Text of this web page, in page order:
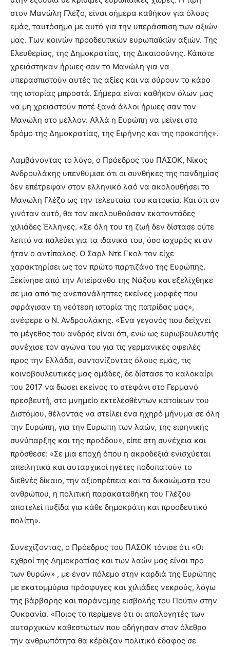
στον Μανώλη Γλέζο, είναι σήμερα καθήκον για όλους
εμάς, ταυτόσημο με αυτό για την υπεράσπιση των αξιών
μας. Των κοινών προοδευτικών ευρωπαϊκών αξιών. Της
Ελευθερίας, της Δημοκρατίας, της Δικαιοσύνης. Κάποτε
χρειάστηκαν ήρωες σαν το Μανώλη για να
υπερασπιστούν αυτές τις αξίες και να σύρουν το κάρο
της ιστορίας μπροστά. Σήμερα είναι καθήκον όλων μας
να μη χρειαστούν ποτέ ξανά άλλοι ήρωες σαν τον
Μανώλη στο μέλλον. Αλλά η Ευρώπη να μείνει στο
δρόμο της Δημοκρατίας, της Ειρήνης και της προκοπής».
Λαμβάνοντας το λόγο, ο Πρόεδρος του ΠΑΣΟΚ, Νίκος
Ανδρουλάκης υπενθύμισε ότι οι συνθήκες της πανδημίας
δεν επέτρεψαν στον ελληνικό λαό να ακολουθήσει το
Μανώλη Γλέζο ως την τελευταία του κατοικία. Και ότι αν
γινόταν αυτό, θα τον ακολουθούσαν εκατοντάδες
χιλιάδες Έλληνες. «Σε όλη του τη ζωή δεν δίστασε ούτε
λεπτό να παλεύει για τα ιδανικά του, όσο ισχυρός κι αν
ήταν ο αντίπαλος. Ο Σαρλ Ντε Γκολ τον είχε
χαρακτηρίσει ως τον πρώτο παρτιζάνο της Ευρώπης.
Ξεκίνησε από την Απείρανθο της Νάξου και εξελίχθηκε
σε μια από τις ανεπανάληπτες εκείνες μορφές που
σφράγισαν τη νεότερη ιστορία της πατρίδας μας»,
ανέφερε ο Ν. Ανδρουλάκης. «Ένα γεγονός που δείχνει
το μέγεθος του ανδρός είναι ότι, ενώ ως ευρωβουλευτής
συνέχισε τον αγώνα του για τις γερμανικές οφειλές
προς την Ελλάδα, συντονίζοντας όλους εμάς, τις
κοινοβουλευτικές μας ομάδες, δε δίστασε το καλοκαίρι
του 2017 να δώσει εκείνος το στεφάνι στο Γερμανό
πρεσβευτή, στο μνημείο εκτελεσθέντων κατοίκων του
Διστόμου, θέλοντας να στείλει ένα ηχηρό μήνυμα σε όλη
την Ευρώπη, για την Ευρώπη των λαών, της ειρηνικής
συνύπαρξης και της προόδου», είπε στη συνέχεια και
πρόσθεσε: «Σε μια εποχή όπου η ακροδεξιά ενισχύεται
απειλητικά και αυταρχικοί ηγέτες ποδοπατούν το
διεθνές δίκαιο, την αξιοπρέπεια και τα δικαιώματα του
ανθρώπου, η πολιτική παρακαταθήκη του Γλέζου
αποτελεί πυξίδα για κάθε δημοκράτη και προοδευτικό
πολίτη».
Συνεχίζοντας, ο Πρόεδρος του ΠΑΣΟΚ τόνισε ότι «Οι
εχθροί της Δημοκρατίας και των λαών μας είναι προ
των θυρών» , με έναν πόλεμο στην καρδιά της Ευρώπης
με εκατομμύρια πρόσφυγες και χιλιάδες νεκρούς, λόγω
της βάρβαρης και παράνομης εισβολής του Πούτιν στην
Ουκρανία. «Ποιος το περίμενε ότι οι απολογητές των
αυταρχικών καθεστώτων που οδήγησαν στον όλεθρο
την ανθρωπότητα θα κέρδιζαν πολιτικό έδαφος σε